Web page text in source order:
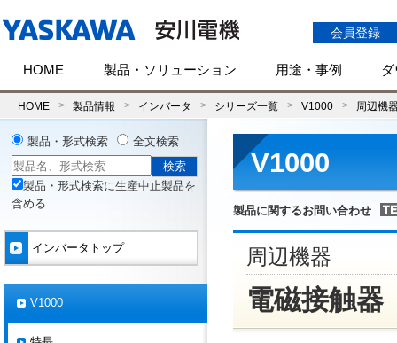
会員登録
HOME 製品・ソリューション 用途・事例
HOME 製品情報 インバータ シリーズ一覧 V1000 周辺機
V1000
製品に関するお問い合わせ
周辺機器
電磁接触器
製品・形式検索 全文検索
製品・形式検索に生産中止製品を
含める
インバータトップ
V1000